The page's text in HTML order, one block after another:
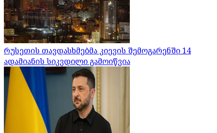
რუსეთის თავდასხმებმა კიევის შემოგარენში 14
ადამიანის სიკვდილი გამოიწვია